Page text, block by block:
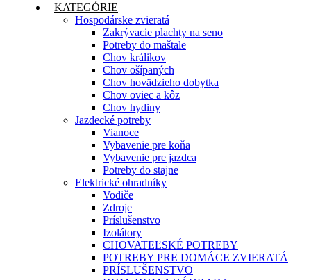
KATEGÓRIE
Hospodárske zvieratá
Zakrývacie plachty na seno
Potreby do maštale
Chov králikov
Chov ošípaných
Chov hovädzieho dobytka
Chov oviec a kôz
Chov hydiny
Jazdecké potreby
Vianoce
Vybavenie pre koňa
Vybavenie pre jazdca
Potreby do stajne
Elektrické ohradníky
Vodiče
Zdroje
Príslušenstvo
Izolátory
CHOVATEĽSKÉ POTREBY
POTREBY PRE DOMÁCE ZVIERATÁ
PRÍSLUŠENSTVO